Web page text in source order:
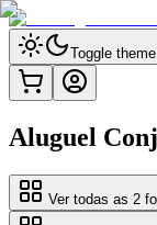
Toggle theme
Aluguel
Ver todas as 2